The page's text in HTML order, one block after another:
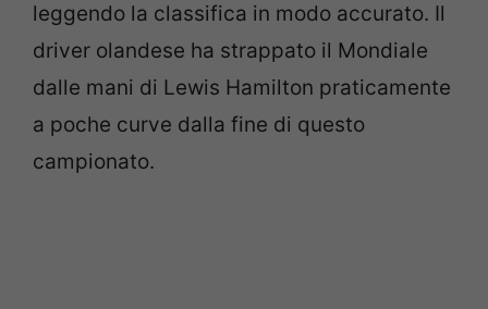
leggendo la classifica in modo accurato. Il
driver olandese ha strappato il Mondiale
dalle mani di Lewis Hamilton praticamente
a poche curve dalla fine di questo
campionato.